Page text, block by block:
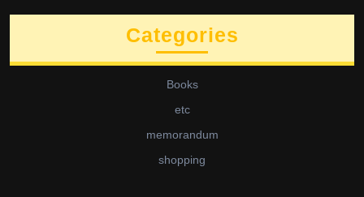
Categories
Books
etc
memorandum
shopping